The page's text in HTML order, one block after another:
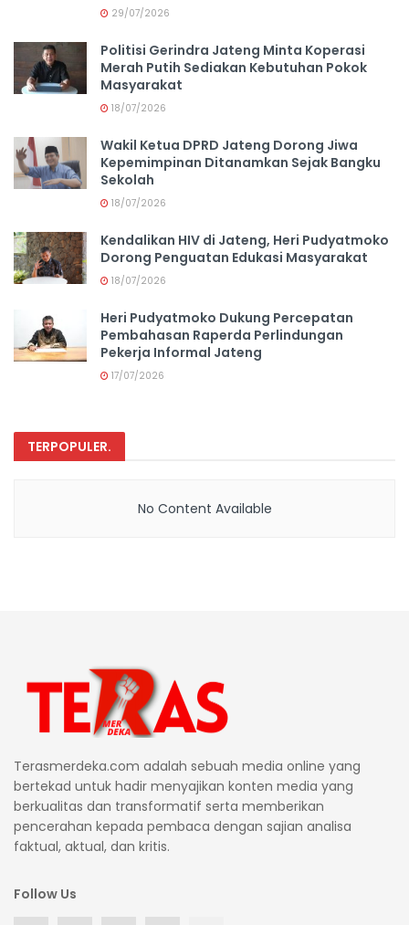
29/07/2026
Politisi Gerindra Jateng Minta Koperasi
Merah Putih Sediakan Kebutuhan Pokok
Masyarakat
18/07/2026
Wakil Ketua DPRD Jateng Dorong Jiwa
Kepemimpinan Ditanamkan Sejak Bangku
Sekolah
18/07/2026
Kendalikan HIV di Jateng, Heri Pudyatmoko
Dorong Penguatan Edukasi Masyarakat
18/07/2026
Heri Pudyatmoko Dukung Percepatan
Pembahasan Raperda Perlindungan
Pekerja Informal Jateng
17/07/2026
TERPOPULER.
No Content Available
Terasmerdeka.com adalah sebuah media online yang
bertekad untuk hadir menyajikan konten media yang
berkualitas dan transformatif serta memberikan
pencerahan kepada pembaca dengan sajian analisa
faktual, aktual, dan kritis.
Follow Us